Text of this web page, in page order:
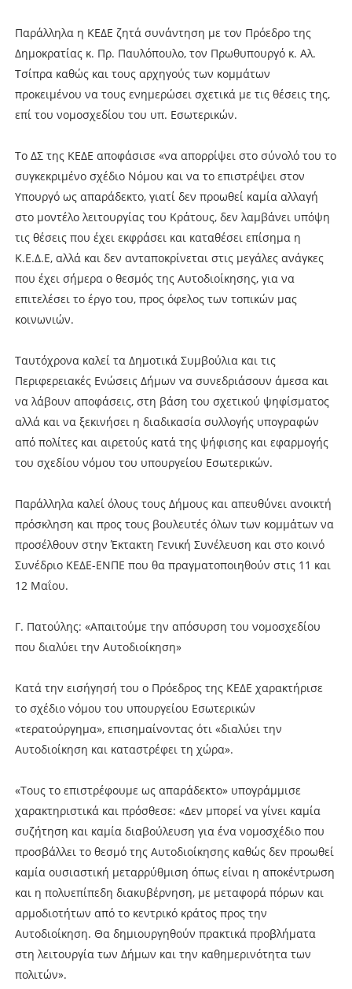
Παράλληλα η ΚΕΔΕ ζητά συνάντηση με τον Πρόεδρο της
Δημοκρατίας κ. Πρ. Παυλόπουλο, τον Πρωθυπουργό κ. Αλ.
Τσίπρα καθώς και τους αρχηγούς των κομμάτων
προκειμένου να τους ενημερώσει σχετικά με τις θέσεις της,
επί του νομοσχεδίου του υπ. Εσωτερικών.
Το ΔΣ της ΚΕΔΕ αποφάσισε «να απορρίψει στο σύνολό του το
συγκεκριμένο σχέδιο Νόμου και να το επιστρέψει στον
Υπουργό ως απαράδεκτο, γιατί δεν προωθεί καμία αλλαγή
στο μοντέλο λειτουργίας του Κράτους, δεν λαμβάνει υπόψη
τις θέσεις που έχει εκφράσει και καταθέσει επίσημα η
Κ.Ε.Δ.Ε, αλλά και δεν ανταποκρίνεται στις μεγάλες ανάγκες
που έχει σήμερα ο θεσμός της Αυτοδιοίκησης, για να
επιτελέσει το έργο του, προς όφελος των τοπικών μας
κοινωνιών.
Ταυτόχρονα καλεί τα Δημοτικά Συμβούλια και τις
Περιφερειακές Ενώσεις Δήμων να συνεδριάσουν άμεσα και
να λάβουν αποφάσεις, στη βάση του σχετικού ψηφίσματος
αλλά και να ξεκινήσει η διαδικασία συλλογής υπογραφών
από πολίτες και αιρετούς κατά της ψήφισης και εφαρμογής
του σχεδίου νόμου του υπουργείου Εσωτερικών.
Παράλληλα καλεί όλους τους Δήμους και απευθύνει ανοικτή
πρόσκληση και προς τους βουλευτές όλων των κομμάτων να
προσέλθουν στην Έκτακτη Γενική Συνέλευση και στο κοινό
Συνέδριο ΚΕΔΕ-ΕΝΠΕ που θα πραγματοποιηθούν στις 11 και
12 Μαΐου.
Γ. Πατούλης: «Απαιτούμε την απόσυρση του νομοσχεδίου
που διαλύει την Αυτοδιοίκηση»
Κατά την εισήγησή του ο Πρόεδρος της ΚΕΔΕ χαρακτήρισε
το σχέδιο νόμου του υπουργείου Εσωτερικών
«τερατούργημα», επισημαίνοντας ότι «διαλύει την
Αυτοδιοίκηση και καταστρέφει τη χώρα».
«Τους το επιστρέφουμε ως απαράδεκτο» υπογράμμισε
χαρακτηριστικά και πρόσθεσε: «Δεν μπορεί να γίνει καμία
συζήτηση και καμία διαβούλευση για ένα νομοσχέδιο που
προσβάλλει το θεσμό της Αυτοδιοίκησης καθώς δεν προωθεί
καμία ουσιαστική μεταρρύθμιση όπως είναι η αποκέντρωση
και η πολυεπίπεδη διακυβέρνηση, με μεταφορά πόρων και
αρμοδιοτήτων από το κεντρικό κράτος προς την
Αυτοδιοίκηση. Θα δημιουργηθούν πρακτικά προβλήματα
στη λειτουργία των Δήμων και την καθημερινότητα των
πολιτών».